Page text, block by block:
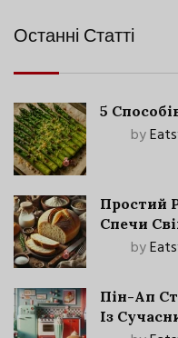
Останні Статті
5
by
Простий
Спечи
by
Пін-Ап
Із